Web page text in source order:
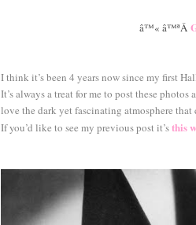
â™« â™ªÂ
I think it’s been 4 years now since my first
It’s always a treat for me to post these
love the dark yet fascinating atmosphere that
If you’d like to see my previous post it’sthis